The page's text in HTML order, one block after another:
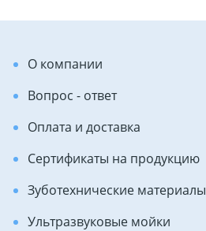
О компании
Вопрос - ответ
Оплата и доставка
Сертификаты на продукцию
Зуботехнические материалы
Ультразвуковые мойки